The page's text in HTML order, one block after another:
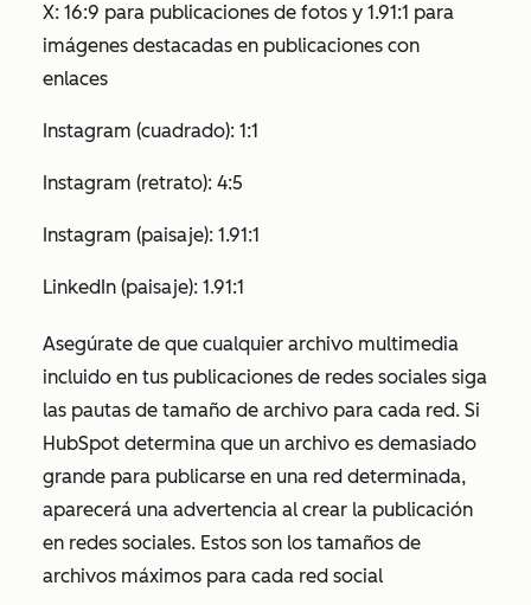
X: 16:9 para publicaciones de fotos y 1.91:1 para
imágenes destacadas en publicaciones con
enlaces
Instagram (cuadrado): 1:1
Instagram (retrato): 4:5
Instagram (paisaje): 1.91:1
LinkedIn (paisaje): 1.91:1
Asegúrate de que cualquier archivo multimedia
incluido en tus publicaciones de redes sociales siga
las pautas de tamaño de archivo para cada red. Si
HubSpot determina que un archivo es demasiado
grande para publicarse en una red determinada,
aparecerá una advertencia al crear la publicación
en redes sociales. Estos son los tamaños de
archivos máximos para cada red social